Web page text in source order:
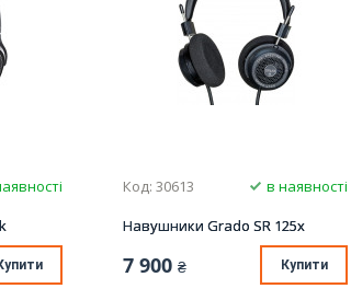
Код: 30613
в наявності
Навушники Grado SR 125x
7 900 ₴ Купити